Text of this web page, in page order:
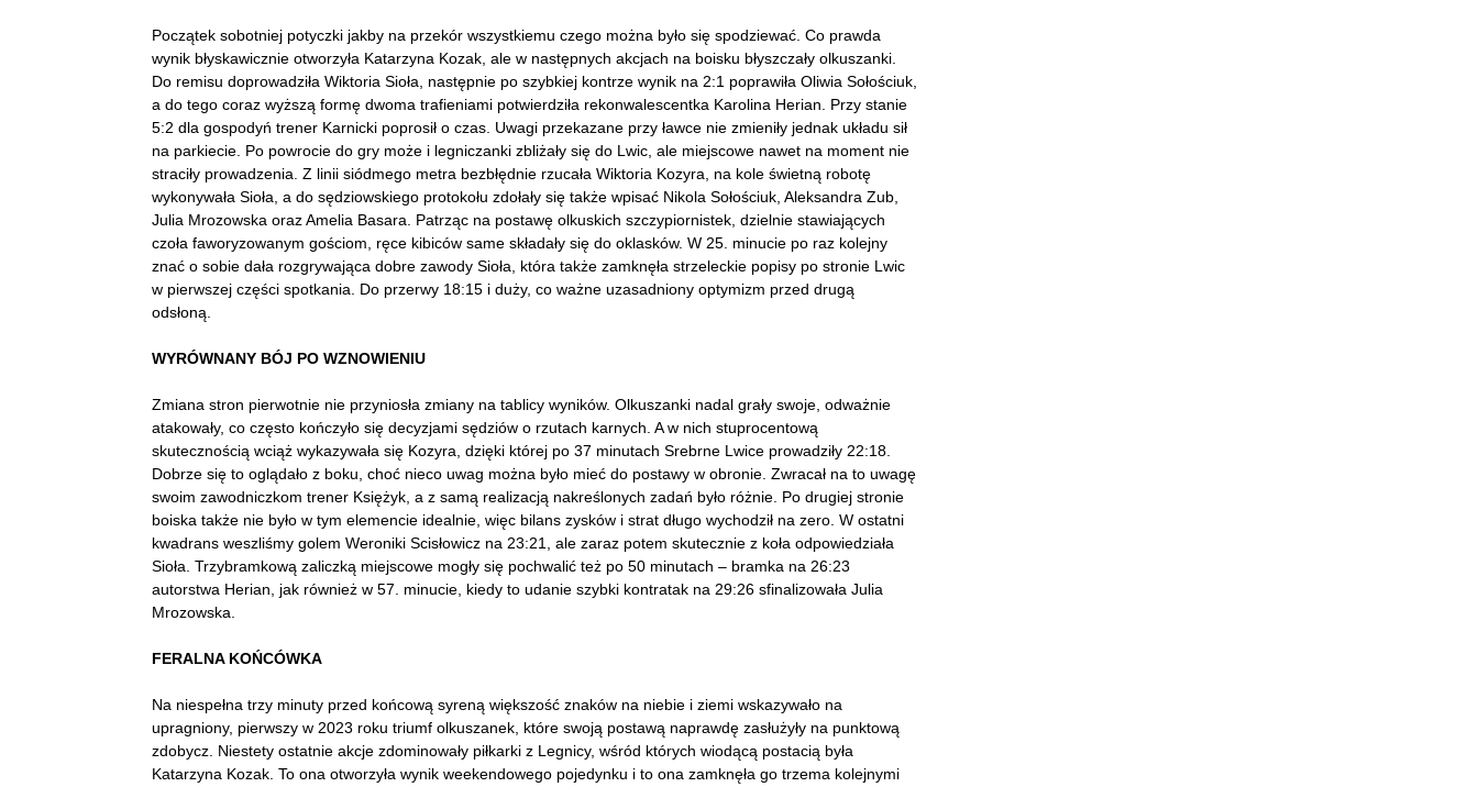
Początek sobotniej potyczki jakby na przekór wszystkiemu czego można było się spodziewać. Co prawda
wynik błyskawicznie otworzyła Katarzyna Kozak, ale w następnych akcjach na boisku błyszczały olkuszanki.
Do remisu doprowadziła Wiktoria Sioła, następnie po szybkiej kontrze wynik na 2:1 poprawiła Oliwia Sołościuk,
a do tego coraz wyższą formę dwoma trafieniami potwierdziła rekonwalescentka Karolina Herian. Przy stanie
5:2 dla gospodyń trener Karnicki poprosił o czas. Uwagi przekazane przy ławce nie zmieniły jednak układu sił
na parkiecie. Po powrocie do gry może i legniczanki zbliżały się do Lwic, ale miejscowe nawet na moment nie
straciły prowadzenia. Z linii siódmego metra bezbłędnie rzucała Wiktoria Kozyra, na kole świetną robotę
wykonywała Sioła, a do sędziowskiego protokołu zdołały się także wpisać Nikola Sołościuk, Aleksandra Zub,
Julia Mrozowska oraz Amelia Basara. Patrząc na postawę olkuskich szczypiornistek, dzielnie stawiających
czoła faworyzowanym gościom, ręce kibiców same składały się do oklasków. W 25. minucie po raz kolejny
znać o sobie dała rozgrywająca dobre zawody Sioła, która także zamknęła strzeleckie popisy po stronie Lwic
w pierwszej części spotkania. Do przerwy 18:15 i duży, co ważne uzasadniony optymizm przed drugą
odsłoną.
WYRÓWNANY BÓJ PO WZNOWIENIU
Zmiana stron pierwotnie nie przyniosła zmiany na tablicy wyników. Olkuszanki nadal grały swoje, odważnie
atakowały, co często kończyło się decyzjami sędziów o rzutach karnych. A w nich stuprocentową
skutecznością wciąż wykazywała się Kozyra, dzięki której po 37 minutach Srebrne Lwice prowadziły 22:18.
Dobrze się to oglądało z boku, choć nieco uwag można było mieć do postawy w obronie. Zwracał na to uwagę
swoim zawodniczkom trener Księżyk, a z samą realizacją nakreślonych zadań było różnie. Po drugiej stronie
boiska także nie było w tym elemencie idealnie, więc bilans zysków i strat długo wychodził na zero. W ostatni
kwadrans weszliśmy golem Weroniki Scisłowicz na 23:21, ale zaraz potem skutecznie z koła odpowiedziała
Sioła. Trzybramkową zaliczką miejscowe mogły się pochwalić też po 50 minutach – bramka na 26:23
autorstwa Herian, jak również w 57. minucie, kiedy to udanie szybki kontratak na 29:26 sfinalizowała Julia
Mrozowska.
FERALNA KOŃCÓWKA
Na niespełna trzy minuty przed końcową syreną większość znaków na niebie i ziemi wskazywało na
upragniony, pierwszy w 2023 roku triumf olkuszanek, które swoją postawą naprawdę zasłużyły na punktową
zdobycz. Niestety ostatnie akcje zdominowały piłkarki z Legnicy, wśród których wiodącą postacią była
Katarzyna Kozak. To ona otworzyła wynik weekendowego pojedynku i to ona zamknęła go trzema kolejnymi